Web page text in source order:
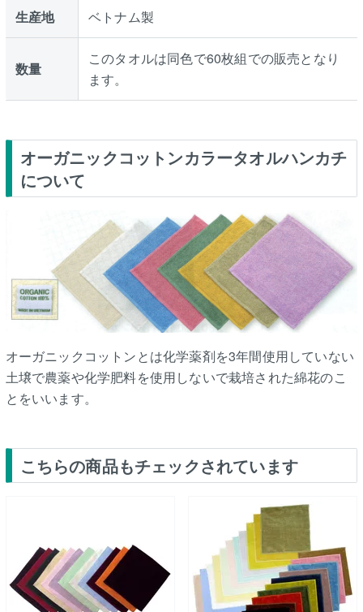
生産地 ベトナム製
数量
このタオルは同色で60枚組での販売となり
ます。
オーガニックコットンカラータオルハンカチ
について
オーガニックコットンとは化学薬剤を3年間使用していない
土壌で農薬や化学肥料を使用しないで栽培された綿花のこ
とをいいます。
こちらの商品もチェックされています